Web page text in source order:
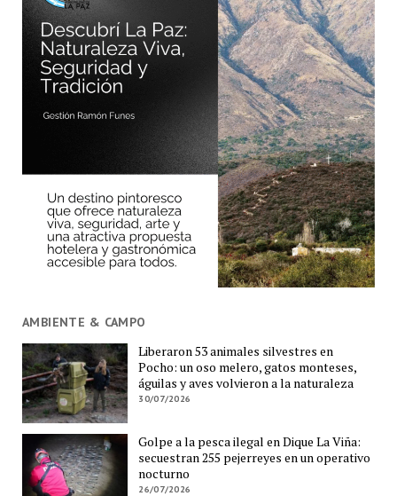
AMBIENTE & CAMPO
Liberaron 53 animales silvestres en
Pocho: un oso melero, gatos monteses,
águilas y aves volvieron a la naturaleza
30/07/2026
Golpe a la pesca ilegal en Dique La Viña:
secuestran 255 pejerreyes en un operativo
nocturno
26/07/2026